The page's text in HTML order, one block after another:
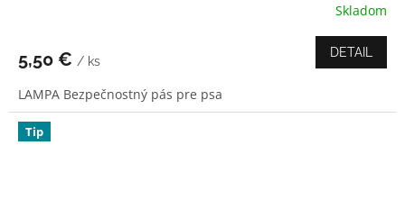
je
z
5
hviezdičiek.
Skladom
5,50 € / ks
DETAIL
LAMPA Bezpečnostný pás pre psa
Tip